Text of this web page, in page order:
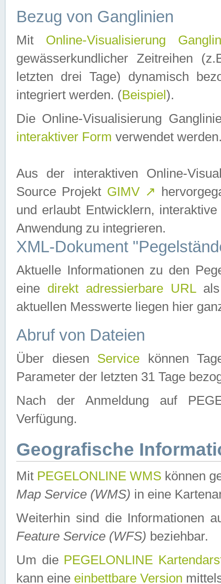
Bezug von Ganglinien
Mit Online-Visualisierung
gewässerkundlicher Zeitreihen
letzten drei Tage) dynamisch
integriert werden. (Beispiel ).
Die Online-Visualisierung
interaktiver Form verwendet
Aus der interaktiven Online-
Source Projekt GIMV ↗
und erlaubt Entwicklern,
Anwendung zu integrieren.
XML-Dokument
Aktuelle Informationen zu den
eine direkt adressierbare URLals
aktuellen Messwerte liegen hier
Abruf von Dateien
Über diesen Service können
Parameter der letzten 31 Tage
Nach der Anmeldung auf
Verfügung.
Geografische
Mit PEGELONLINE WMS können
Map Service (WMS) in eine
Weiterhin sind die Informationen
Feature Service (WFS) beziehbar.
Um die PEGELONLINE
kann eine einbettbare Version